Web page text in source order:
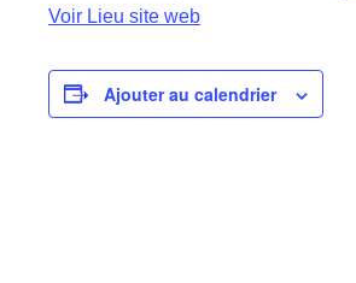
Voir Lieu site web
Ajouter au calendrier